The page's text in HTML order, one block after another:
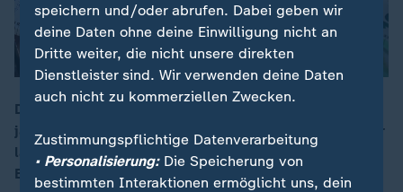
00:19
Der Bund will mit dem 500 Milliarden Euro extra den
jahrelangen Investitionsstau auflösen, kommt aber nur
langsam voran. Das zeigt ein Bericht des
Bundesfinanzministeriums.
speichern und/oder abrufen. Dabei geben wir
deine Daten ohne deine Einwilligung nicht an
Dritte weiter, die nicht unsere direkten
Dienstleister sind. Wir verwenden deine Daten
auch nicht zu kommerziellen Zwecken.
Zustimmungspflichtige Datenverarbeitung
• Personalisierung:Die Speicherung von
bestimmten Interaktionen ermöglicht uns, dein